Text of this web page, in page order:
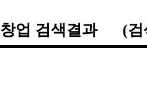
창업 검색결과 (검